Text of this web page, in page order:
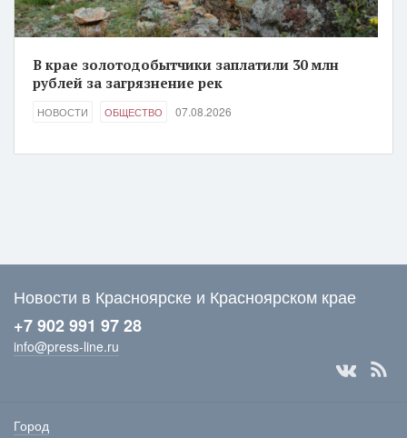
В крае золотодобытчики заплатили 30 млн
рублей за загрязнение рек
НОВОСТИ ОБЩЕСТВО 07.08.2026
Новости в Красноярске и Красноярском крае
+7 902 991 97 28
info@press-line.ru
Город